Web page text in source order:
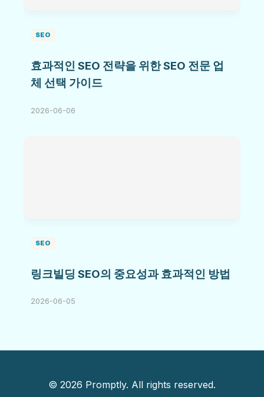
SEO
효과적인 SEO 전략을 위한 SEO 전문 업
체 선택 가이드
2026-06-06
SEO
링크빌딩 SEO의 중요성과 효과적인 방법
2026-06-05
© 2026 Promptly. All rights reserved.